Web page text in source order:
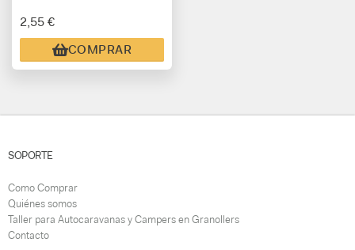
2,55 €
COMPRAR
SOPORTE
Como Comprar
Quiénes somos
Taller para Autocaravanas y Campers en Granollers
Contacto